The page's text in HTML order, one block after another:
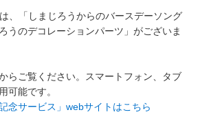
る質問・手続きはこちら
講座
、「しまじろうからのバースデーソング
うのデコレーションパーツ」がございま
らご覧ください。スマートフォン、タブ
可能です。
念サービス」webサイトはこちら